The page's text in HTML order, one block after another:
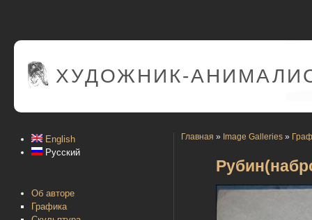
ХУДОЖНИК-
English
Русский
Об авторе
Графика
Главная » Image Galleries »